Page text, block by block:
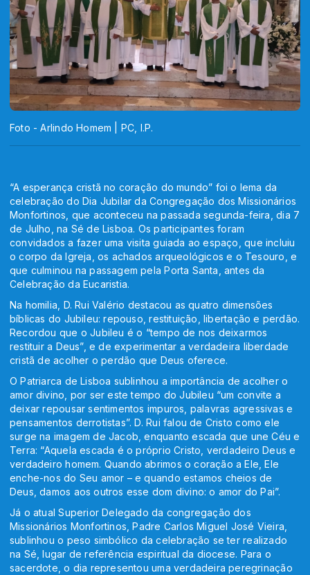
Foto - Arlindo Homem | PC, I.P.
“A esperança cristã no coração do mundo” foi o lema da
celebração do Dia Jubilar da Congregação dos Missionários
Monfortinos, que aconteceu na passada segunda-feira, dia 7
de Julho, na Sé de Lisboa. Os participantes foram
convidados a fazer uma visita guiada ao espaço, que incluiu
o corpo da Igreja, os achados arqueológicos e o Tesouro, e
que culminou na passagem pela Porta Santa, antes da
Celebração da Eucaristia.
Na homilia, D. Rui Valério destacou as quatro dimensões
bíblicas do Jubileu: repouso, restituição, libertação e perdão.
Recordou que o Jubileu é o “tempo de nos deixarmos
restituir a Deus”, e de experimentar a verdadeira liberdade
cristã de acolher o perdão que Deus oferece.
O Patriarca de Lisboa sublinhou a importância de acolher o
amor divino, por ser este tempo do Jubileu “um convite a
deixar repousar sentimentos impuros, palavras agressivas e
pensamentos derrotistas”. D. Rui falou de Cristo como ele
surge na imagem de Jacob, enquanto escada que une Céu e
Terra: “Aquela escada é o próprio Cristo, verdadeiro Deus e
verdadeiro homem. Quando abrimos o coração a Ele, Ele
enche-nos do Seu amor – e quando estamos cheios de
Deus, damos aos outros esse dom divino: o amor do Pai”.
Já o atual Superior Delegado da congregação dos
Missionários Monfortinos, Padre Carlos Miguel José Vieira,
sublinhou o peso simbólico da celebração se ter realizado
na Sé, lugar de referência espiritual da diocese. Para o
sacerdote, o dia representou uma verdadeira peregrinação